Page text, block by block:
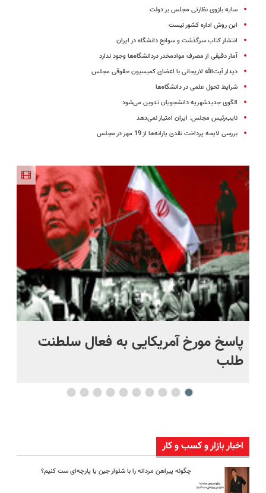
سایه بازوی نظارتی مجلس بر دولت
این روش اداره کشور نیست
انتشار کتاب سرگذشت و سوانح دانشگاه در ایران
آمار دقیقی از مصرف موادمخدر دردانشگاه‌ها وجود ندارد
دیدار آیت‌الله لاریجانی با اعضای کمیسیون حقوقی مجلس
شرایط تحول علمی در دانشگاه‌ها
الگوی جدیدشهریه دانشجویان تدوین می‌شود
نایب‌رئیس مجلس: ایران امتیاز نمی‌دهد
بررسی لایحه پرداخت نقدی یارانه‌ها از 19 مهر در مجلس
پاسخ مورخ آمریکایی به فعال سلطنت
طلب
اخبار بازار و کسب و کار
چگونه پیراهن مردانه را با شلوار جین یا پارچه‌ای ست کنیم؟